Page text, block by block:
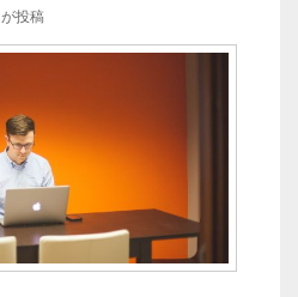
が投稿